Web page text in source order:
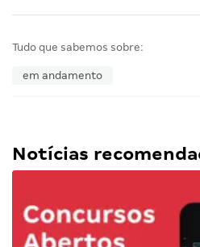
Tudo que sabemos sobre:
em andamento
Notícias